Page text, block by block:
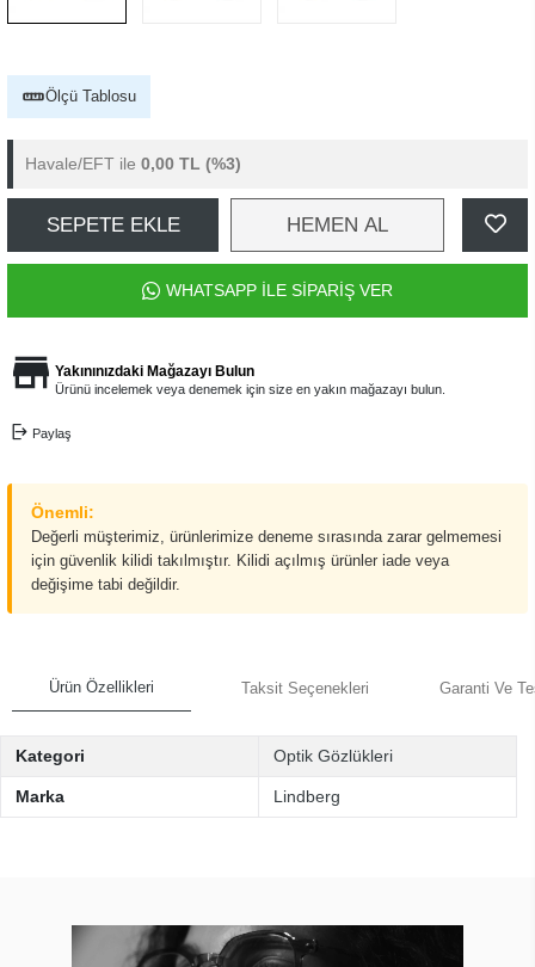
Ölçü Tablosu
Havale/EFT ile 0,00 TL (%3)
SEPETE EKLE HEMEN AL
WHATSAPP İLE SİPARİŞ VER
Yakınınızdaki Mağazayı Bulun
Ürünü incelemek veya denemek için size en yakın mağazayı bulun.
Paylaş
Önemli:
Değerli müşterimiz, ürünlerimize deneme sırasında zarar gelmemesi
için güvenlik kilidi takılmıştır. Kilidi açılmış ürünler iade veya
değişime tabi değildir.
Ürün Özellikleri Taksit Seçenekleri Garanti Ve
Kategori Optik Gözlükleri
Marka Lindberg